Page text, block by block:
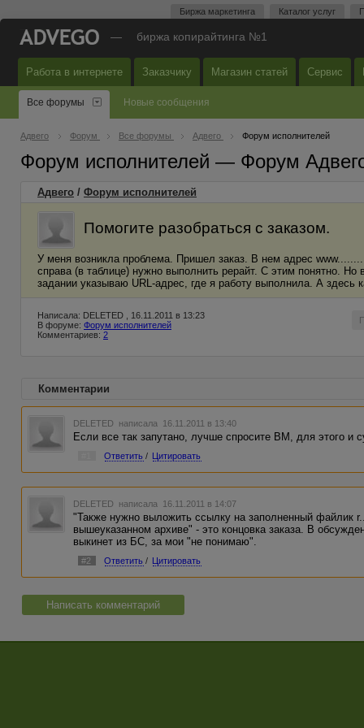
Биржа маркетинга Каталог услуг
— биржа копирайтинга №1
Работа в интернете Заказчику Магазин статей Сервис
Все форумы Новые сообщения
Адвего Форум Все форумы Адвего Форум исполнителей
Форум исполнителей — Форум
Адвего / Форум исполнителей
Помогите разобраться с заказом.
У меня возникла проблема. Пришел заказ. В нем адрес
справа (в таблице) нужно выполнить рерайт. С этим понятно.
задании указываю URL-адрес, где я работу выполнила. А
Написала: DELETED , 16.11.2011 в 13:23
В форуме: Форум исполнителей
Комментариев: 2
Комментарии
DELETED написала 16.11.2011 в 13:40
Если все так запутано, лучше спросите ВМ, для этого и
Ответить / Цитировать
DELETED написала 16.11.2011 в 14:07
"Также нужно выложить ссылку на заполненный файлик
вышеуказанном архиве" - это концовка заказа. В
выкинет из БС, за мои "не понимаю".
#2 Ответить / Цитировать
Написать комментарий